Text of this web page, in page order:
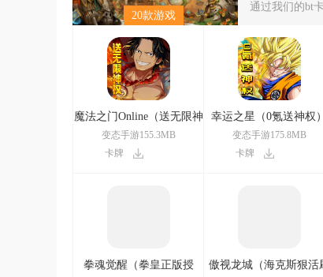
20款游戏
通过我们的bt
魔法之门Online（送无限神
权）
变态手游155.3MB
卡牌
幸运之星（0氪送神权）
变态手游175.8MB
卡牌
拳魂觉醒（拳皇正版授
傲视龙城（海克斯狠活